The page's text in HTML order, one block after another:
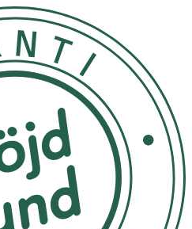
Alcohol, Glyceryl
Helianthus Annuus
(Grape) Seed Oil,
Fruit Extract, Ceramide NP,
Chinensis (Jojoba) Seed
Stearoyl Glutamate, Coco-
Alcohol, Sodium
Acid, Sodium